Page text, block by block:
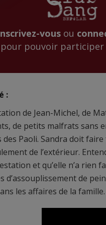
vousou
pour pouvoir participer
:
de Jean-Michel, de
de petits malfrats sans
des Paoli. Sandra doit
de l’extérieur.
et qu’elle n’a rien
d’assouplissement de
les affaires de la famille.